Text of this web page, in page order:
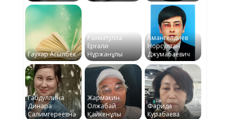
Гаухар Асылбек
Рахматулла
Ерғали
Нұржанұлы
Амангелдиев
Норсултан
Джумабаевич
Габдуллина
Динара
Салимгереевна
Жармакин
Олжабай
Қайкенұлы
Фарида
Курабаева